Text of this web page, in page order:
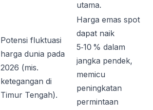
utama.
Potensi fluktuasi
harga dunia pada
2026 (mis.
ketegangan di
Timur Tengah).
Harga emas spot
dapat naik
5‑10 % dalam
jangka pendek,
memicu
peningkatan
permintaan